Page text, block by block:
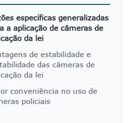
específicas generalizadas
a aplicação de câmeras de
da lei
de estabilidade e
das câmeras de
da lei
conveniência no uso de
policiais